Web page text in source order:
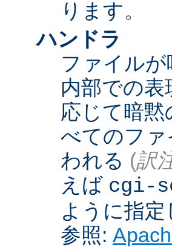
ります。
ハンドラ
ファイル
内部での
応じて暗
べてのフ
われる (訳
えば cgi-
ように指定
参照: